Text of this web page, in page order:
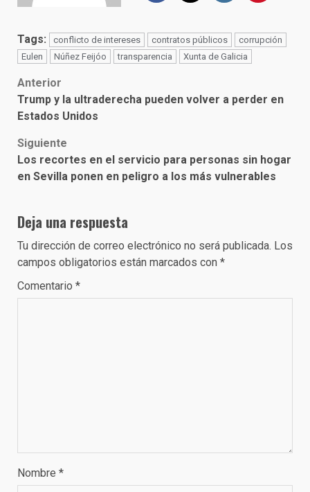
Tags: conflicto de intereses contratos públicos
corrupción
Eulen
Núñez Feijóo transparencia Xunta de Galicia
Post
navigation
Anterior
Trump y la ultraderecha pueden volver a perder en
Estados Unidos
Siguiente
Los recortes en el servicio para personas sin hogar
en Sevilla ponen en peligro a los más vulnerables
Deja una respuesta
Tu dirección de correo electrónico no será publicada. Los
campos obligatorios están marcados con *
Comentario *
Nombre *